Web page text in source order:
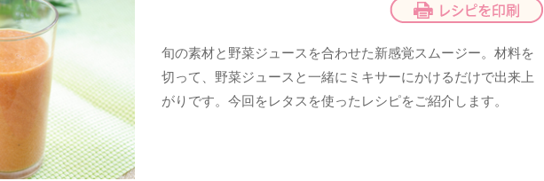
旬の素材と野菜ジュースを合わせた新感覚スムージー。材料を
切って、野菜ジュースと一緒にミキサーにかけるだけで出来上
がりです。今回をレタスを使ったレシピをご紹介します。